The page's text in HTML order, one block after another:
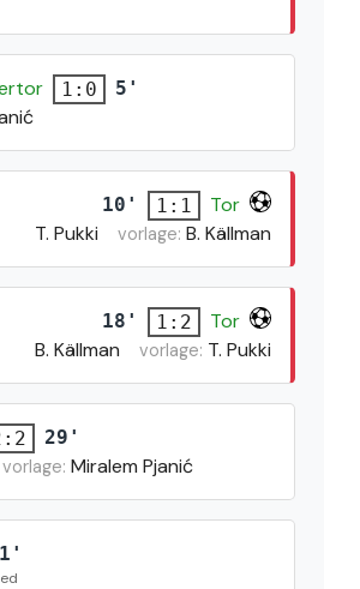
1:0 5'
10' 1:1
Tor
T. Pukki
vorlage: B. Källman
18' 1:2
Tor
B. Källman
vorlage: T. Pukki
29'
vorlage: Miralem Pjanić